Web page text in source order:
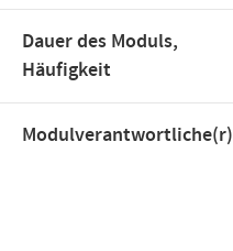
Dauer des Moduls,
Häufigkeit
Modulverantwortliche(r)